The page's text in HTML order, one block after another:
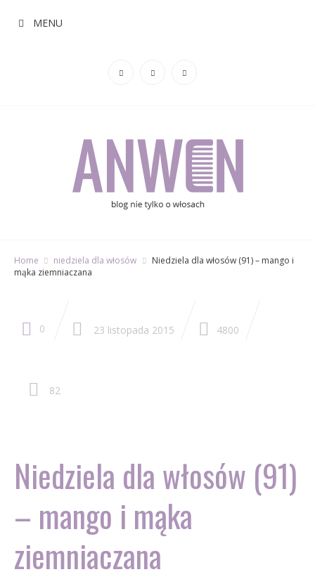
MENU
Home niedziela dla włosów
Niedziela dla włosów (91) – mango i
mąka ziemniaczana
0 23 listopada 2015 4800
82
Niedziela dla włosów (91)
– mango i mąka
ziemniaczana